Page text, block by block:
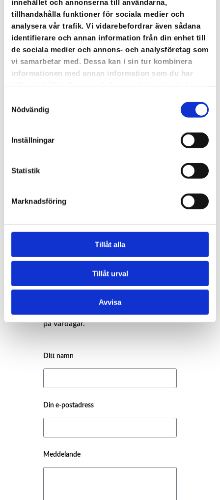
innehållet och annonserna till användarna,
tillhandahålla funktioner för sociala medier och
analysera vår trafik. Vi vidarebefordrar även sådana
identifierare och annan information från din enhet till
de sociala medier och annons- och analysföretag som
vi samarbetar med. Dessa kan i sin tur kombinera
informationen med annan information som du har
Nödvändig
Inställningar
Statistik
Marknadsföring
Tillåt alla
Tillåt urval
Avvisa
Tjänster
Marknadsföring
Producera
Kontakta supporten
Vi svarar normalt inom några timmar
på vardagar.
Ditt namn
Din e-postadress
Meddelande